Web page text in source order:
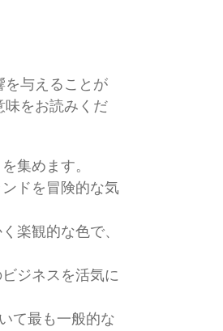
与えることが
をお読みくだ
集めます。
ドを冒険的な気
楽観的な色で、
ジネスを活気に
て最も一般的な